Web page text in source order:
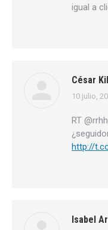
igual a
César
dice:
10 julio,
RT
http://
Isabel